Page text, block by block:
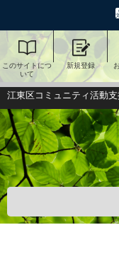
このサイトにつ
いて
新規登録
江東区コミュニティ活動